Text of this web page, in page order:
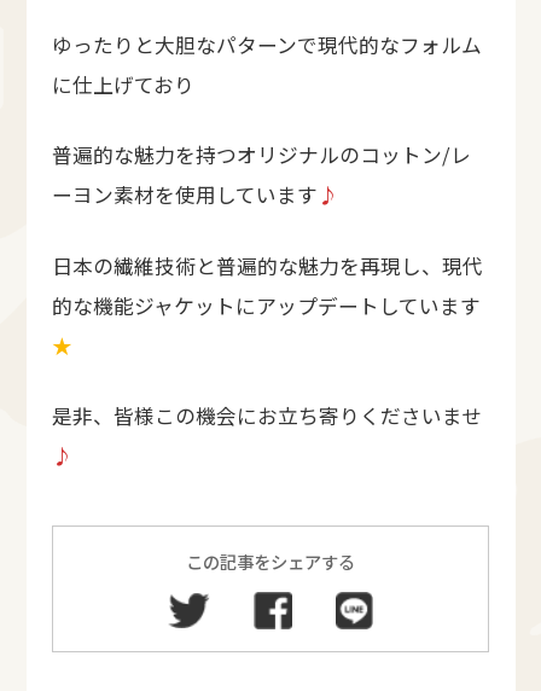
ゆったりと大胆なパターンで現代的なフォルム
に仕上げており
普遍的な魅力を持つオリジナルのコットン/レ
ーヨン素材を使用しています ♪
日本の繊維技術と普遍的な魅力を再現し、現代
的な機能ジャケットにアップデートしています
★
是非、皆様この機会にお立ち寄りくださいませ
♪
この記事をシェアする